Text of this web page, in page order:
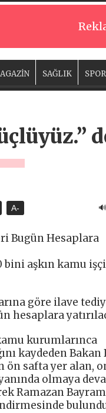
SAĞLIK SPOR
A- 🔊
Bugün Hesaplara
bini aşkın kamu
göre ilave
hesaplara
kurumlarınca
kaydeden Bakan
ön safta yer alan,
olmaya
Ramazan